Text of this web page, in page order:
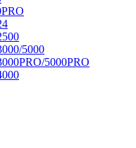
5000
5000PRO